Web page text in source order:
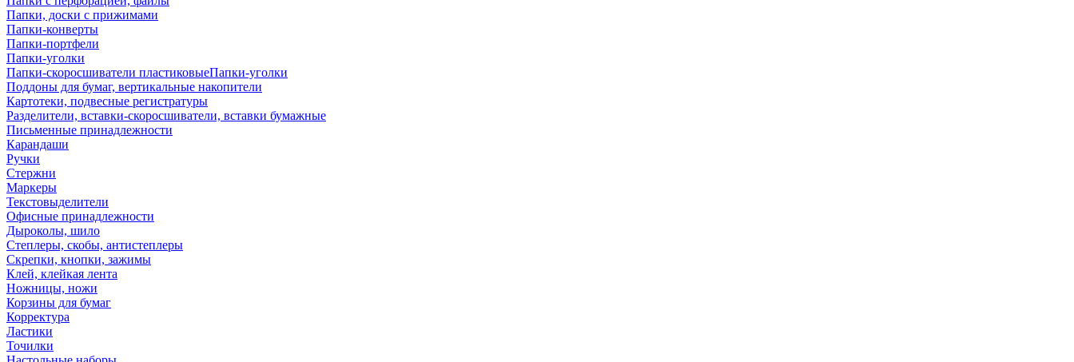
Папки, доски с прижимами
Папки-конверты
Папки-портфели
Папки-уголки
Папки-скоросшиватели пластиковыеПапки-уголки
Поддоны для бумаг, вертикальные накопители
Картотеки, подвесные регистратуры
Разделители, вставки-скоросшиватели, вставки бумажные
Письменные принадлежности
Карандаши
Ручки
Стержни
Маркеры
Текстовыделители
Офисные принадлежности
Дыроколы, шило
Степлеры, скобы, антистеплеры
Скрепки, кнопки, зажимы
Клей, клейкая лента
Ножницы, ножи
Корзины для бумаг
Корректура
Ластики
Точилки